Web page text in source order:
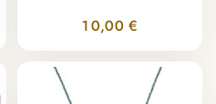
10,00 €